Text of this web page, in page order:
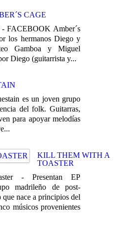
CAGE
- FACEBOOK Amber´s
los hermanos Diego y
Gamboa y Miguel
Diego (guitarrista y...
es un joven grupo
del folk. Guitarras,
para apoyar melodías
KILL THEM WITH A
TOASTER
- Presentan EP
madrileño de post-
nace a principios del
músicos provenientes